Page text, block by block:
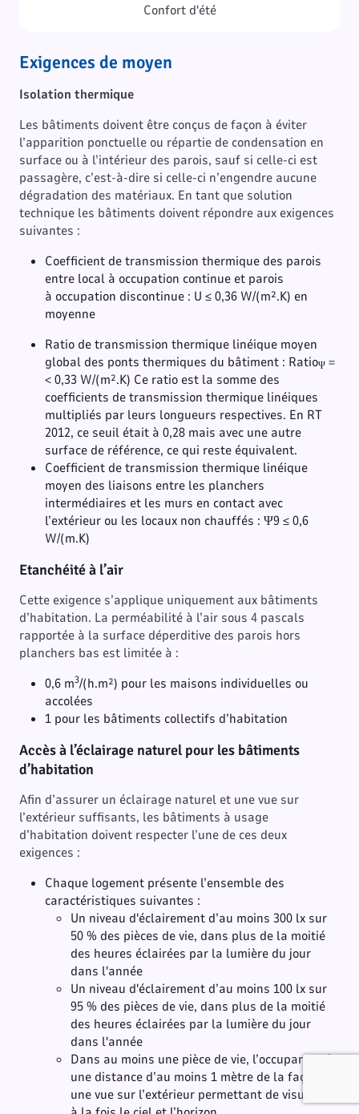
Confort d'été
Exigences de moyen
Isolation thermique
Les bâtiments doivent être conçus de façon à éviter
l’apparition ponctuelle ou répartie de condensation en
surface ou à l’intérieur des parois, sauf si celle-ci est
passagère, c’est-à-dire si celle-ci n’engendre aucune
dégradation des matériaux. En tant que solution
technique les bâtiments doivent répondre aux exigences
suivantes :
Coefficient de transmission thermique des parois
entre local à occupation continue et parois
à occupation discontinue : U ≤ 0,36 W/(m².K) en
moyenne
Ratio de transmission thermique linéique moyen
global des ponts thermiques du bâtiment : RatioΨ =
< 0,33 W/(m².K) Ce ratio est la somme des
coefficients de transmission thermique linéiques
multipliés par leurs longueurs respectives. En RT
2012, ce seuil était à 0,28 mais avec une autre
surface de référence, ce qui reste équivalent.
Coefficient de transmission thermique linéique
moyen des liaisons entre les planchers
intermédiaires et les murs en contact avec
l’extérieur ou les locaux non chauffés : Ψ9 ≤ 0,6
W/(m.K)
Etanchéité à l’air
Cette exigence s’applique uniquement aux bâtiments
d’habitation. La perméabilité à l’air sous 4 pascals
rapportée à la surface déperditive des parois hors
planchers bas est limitée à :
0,6 m3/(h.m²) pour les maisons individuelles ou
accolées
1 pour les bâtiments collectifs d’habitation
Accès à l’éclairage naturel pour les bâtiments
d’habitation
Afin d’assurer un éclairage naturel et une vue sur
l’extérieur suffisants, les bâtiments à usage
d’habitation doivent respecter l’une de ces deux
exigences :
Chaque logement présente l’ensemble des
caractéristiques suivantes :
Un niveau d'éclairement d’au moins 300 lx sur
50 % des pièces de vie, dans plus de la moitié
des heures éclairées par la lumière du jour
dans l'année
Un niveau d'éclairement d’au moins 100 lx sur
95 % des pièces de vie, dans plus de la moitié
des heures éclairées par la lumière du jour
dans l'année
Dans au moins une pièce de vie, l’occupant a, à
une distance d’au moins 1 mètre de la façade,
une vue sur l’extérieur permettant de visualiser